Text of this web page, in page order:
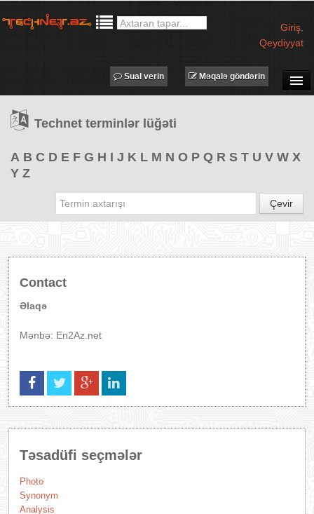
Giriş
Qeydiyyat
TƏDBİRLƏR
PROQRAMLAR
Məqalə göndərin
Sual verin
Technet terminlər lüğəti
A B C D E F G H I J K L M N O P Q R S T U V W X
Y Z
Çevir
Contact
Əlaqə
Mənbə: En2Az.net
Təsadüfi seçmələr
Photo
Synonym
Analysis